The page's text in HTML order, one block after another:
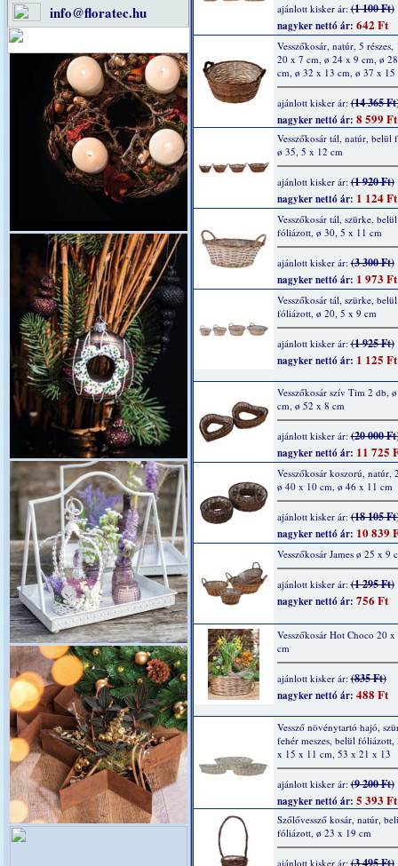
info@floratec.hu ajánlott kisker ár:(1 100 Ft)
nagyker nettó ár: 642 Ft
Vesszőkosár, natúr, 5 részes,
20 x 7 cm, ø 24 x 9 cm, ø
cm, ø 32 x 13 cm, ø 37 x 15
ajánlott kisker ár:(14 365
nagyker nettó ár: 8 599 Ft
Vesszőkosár tál, natúr, belül
ø 35, 5 x 12 cm
ajánlott kisker ár:(1 920 Ft)
nagyker nettó ár: 1 124 Ft
Vesszőkosár tál, szürke, belül
fóliázott, ø 30, 5 x 11 cm
ajánlott kisker ár:(3 300 Ft)
nagyker nettó ár: 1 973 Ft
Vesszőkosár tál, szürke, belül
fóliázott, ø 20, 5 x 9 cm
ajánlott kisker ár:(1 925 Ft)
nagyker nettó ár: 1 125 Ft
Vesszőkosár szív Tim 2 db,
cm, ø 52 x 8 cm
ajánlott kisker ár:(20 000
nagyker nettó ár: 11 725
Vesszőkosár koszorú, natúr,
ø 40 x 10 cm, ø 46 x 11 cm
ajánlott kisker ár:(18 105
nagyker nettó ár: 10 839
Vesszőkosár James ø 25 x 9
ajánlott kisker ár:(1 295 Ft)
nagyker nettó ár: 756 Ft
Vesszőkosár Hot Choco 20
cm
ajánlott kisker ár:(835 Ft)
nagyker nettó ár: 488 Ft
Vessző növénytartó hajó,
fehér meszes, belül fóliázott,
x 15 x 11 cm, 53 x 21 x 13
ajánlott kisker ár:(9 200 Ft)
nagyker nettó ár: 5 393 Ft
Szőlővessző kosár, natúr,
fóliázott, ø 23 x 19 cm
ajánlott kisker ár:(3 495 Ft)